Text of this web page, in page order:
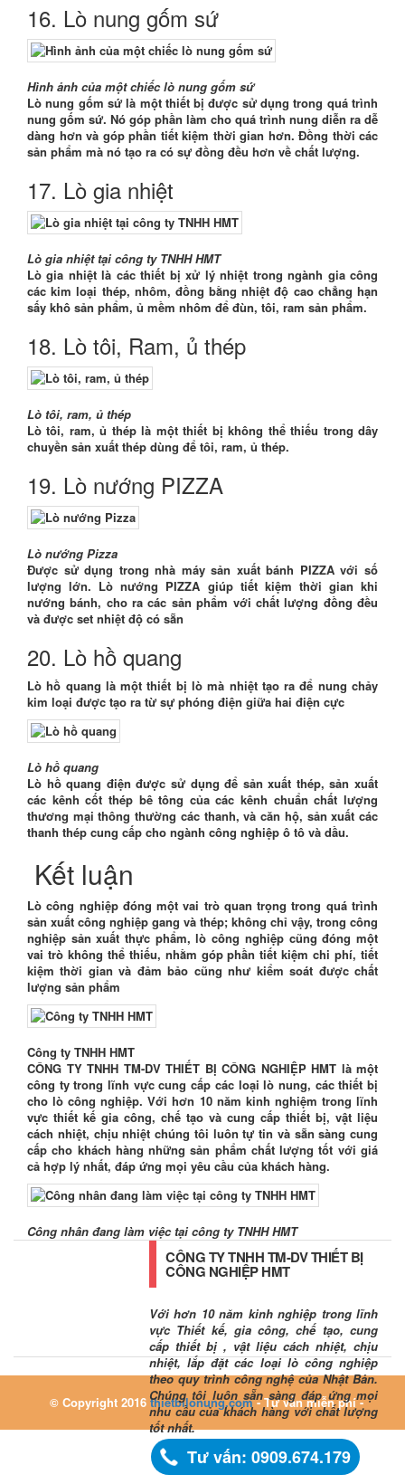
16. Lò nung gốm sứ
Hình ảnh của một chiếc lò nung gốm sứ
Lò nung gốm sứ là một thiết bị được sử dụng trong quá trình
nung gốm sứ. Nó góp phần làm cho quá trình nung diễn ra dễ
dàng hơn và góp phần tiết kiệm thời gian hơn. Đồng thời các
sản phẩm mà nó tạo ra có sự đồng đều hơn về chất lượng.
17. Lò gia nhiệt
Lò gia nhiệt tại công ty TNHH HMT
Lò gia nhiệt là các thiết bị xử lý nhiệt trong ngành gia công
các kim loại thép, nhôm, đồng bằng nhiệt độ cao chẳng hạn
sấy khô sản phẩm, ủ mềm nhôm để đùn, tôi, ram sản phẩm.
18. Lò tôi, Ram, ủ thép
Lò tôi, ram, ủ thép
Lò tôi, ram, ủ thép là một thiết bị không thể thiếu trong dây
chuyền sản xuất thép dùng để tôi, ram, ủ thép.
19. Lò nướng PIZZA
Lò nướng Pizza
Được sử dụng trong nhà máy sản xuất bánh PIZZA với số
lượng lớn. Lò nướng PIZZA giúp tiết kiệm thời gian khi
nướng bánh, cho ra các sản phẩm với chất lượng đồng đều
và được set nhiệt độ có sẵn
20. Lò hồ quang
Lò hồ quang là một thiết bị lò mà nhiệt tạo ra để nung chảy
kim loại được tạo ra từ sự phóng điện giữa hai điện cực
Lò hồ quang
Lò hồ quang điện được sử dụng để sản xuất thép, sản xuất
các kênh cốt thép bê tông của các kênh chuẩn chất lượng
thương mại thông thường các thanh, và căn hộ, sản xuất các
thanh thép cung cấp cho ngành công nghiệp ô tô và dầu.
Kết luận
Lò công nghiệp đóng một vai trò quan trọng trong quá trình
sản xuất công nghiệp gang và thép; không chỉ vậy, trong công
nghiệp sản xuất thực phẩm, lò công nghiệp cũng đóng một
vai trò không thể thiếu, nhằm góp phần tiết kiệm chi phí, tiết
kiệm thời gian và đảm bảo cũng như kiểm soát được chất
lượng sản phẩm
Công ty TNHH HMT
CÔNG TY TNHH TM-DV THIẾT BỊ CÔNG NGHIỆP HMT là một
công ty trong lĩnh vực cung cấp các loại lò nung, các thiết bị
cho lò công nghiệp. Với hơn 10 năm kinh nghiệm trong lĩnh
vực thiết kế gia công, chế tạo và cung cấp thiết bị, vật liệu
cách nhiệt, chịu nhiệt chúng tôi luôn tự tin và sẵn sàng cung
cấp cho khách hàng những sản phẩm chất lượng tốt với giá
cả hợp lý nhất, đáp ứng mọi yêu cầu của khách hàng.
Công nhân đang làm việc tại công ty TNHH HMT
CÔNG TY TNHH TM-DV THIẾT BỊ
CÔNG NGHIỆP HMT
Với hơn 10 năm kinh nghiệp trong lĩnh
vực Thiết kế, gia công, chế tạo, cung
cấp thiết bị , vật liệu cách nhiệt, chịu
nhiệt, lắp đặt các loại lò công nghiệp
theo quy trình công nghệ của Nhật Bản.
Chúng tôi luôn sẵn sàng đáp ứng mọi
nhu cầu của khách hàng với chất lượng
tốt nhất.
© Copyright 2016 thietbilonung.com- Tư vấn miễn phí -
0909.674.179 - 0363.036.179Tư vấn: 0909.674.179